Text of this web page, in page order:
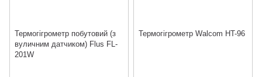
Термогігрометр побутовий (з
вуличним датчиком) Flus FL-
201W
Термогігрометр Walcom HT-96